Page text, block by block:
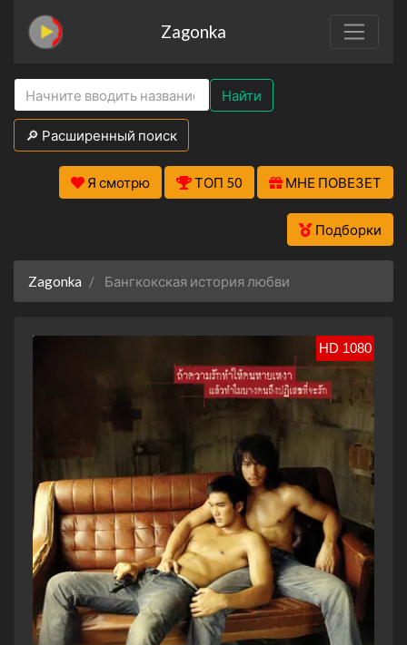
Zagonka
Найти
🔎 Расширенный поиск
Я смотрю ТОП 50 МНЕ ПОВЕЗЕТ
Подборки
Zagonka Бангкокская история любви
HD 1080